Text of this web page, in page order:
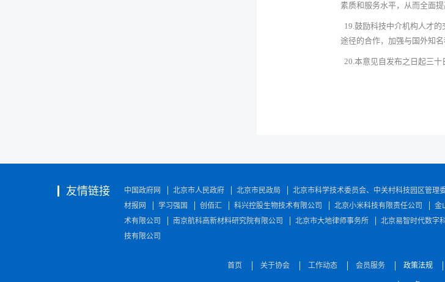
素质和服务水平，从而全面提
19.鼓励科技中介机构人才
途径的合作，加强与国外知
20.本意见自发布之日起三十
友情链接 中国政府网 北京市人民政府 北京市民政局 北京市科学技术委员会、中关村科技园区管理
材报网
学习强国 创佰汇 科兴控股生物技术有限公司 北京小米科技有限责任公司 金
术有限公司
南京航科高新材料研究院有限公司 北京市大地律师事务所 北京易智时代数字
技有限公司
首页 关于协会 工作动态 会员服务 政策法规